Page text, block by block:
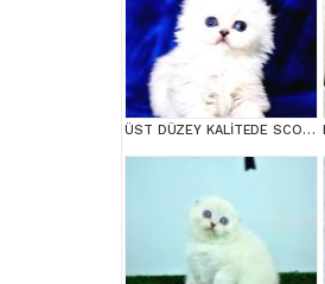
ÜST DÜZEY KALİTEDE SCOTTİSH FOLD LONGHAİR NS1133